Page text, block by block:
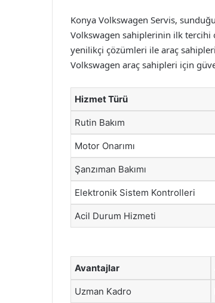
Konya Volkswagen Servis,
Volkswagen sahiplerinin ilk tercihi
yenilikçi çözümleri ile araç
Volkswagen araç sahipleri için
Hizmet Türü
Rutin Bakım
Motor Onarımı
Şanzıman Bakımı
Elektronik Sistem Kontrolleri
Acil Durum Hizmeti
Avantajlar
Uzman Kadro